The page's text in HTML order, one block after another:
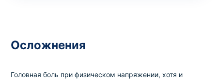
Осложнения
Головная боль при физическом напряжении, хотя и